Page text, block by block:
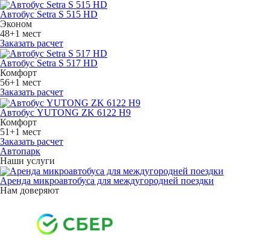
Автобус Setra S 515 HD
Эконом
48+1 мест
Заказать расчет
Автобус Setra S 517 HD
Комфорт
56+1 мест
Заказать расчет
Автобус YUTONG ZK 6122 H9
Комфорт
51+1 мест
Заказать расчет
Автопарк
Наши услуги
Аренда микроавтобуса для междугородней поездки
Нам доверяют